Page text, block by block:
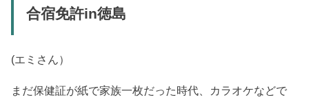
合宿免許in徳島
(エミさん）
まだ保健証が紙で家族一枚だった時代、カラオケなどで